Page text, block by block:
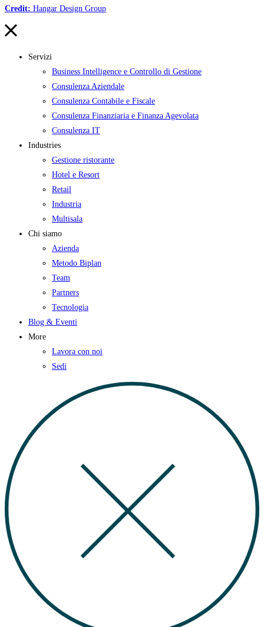
Credit: Hangar Design Group
Servizi
Business Intelligence e Controllo di Gestione
Consulenza Aziendale
Consulenza Contabile e Fiscale
Consulenza Finanziaria e Finanza Agevolata
Consulenza IT
Industries
Gestione ristorante
Hotel e Resort
Retail
Industria
Multisala
Chi siamo
Azienda
Metodo Biplan
Team
Partners
Tecnologia
Blog & Eventi
More
Lavora con noi
Sedi